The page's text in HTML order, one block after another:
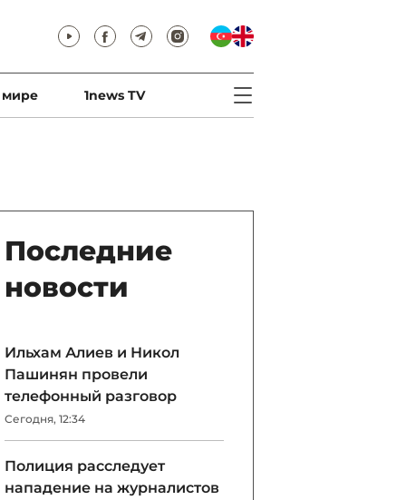
мире 1news TV
Последние
новости
Ильхам Алиев и Никол
Пашинян провели
телефонный разговор
Сегодня, 12:34
Полиция расследует
нападение на журналистов